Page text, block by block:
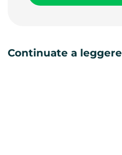
Continuate a leggere